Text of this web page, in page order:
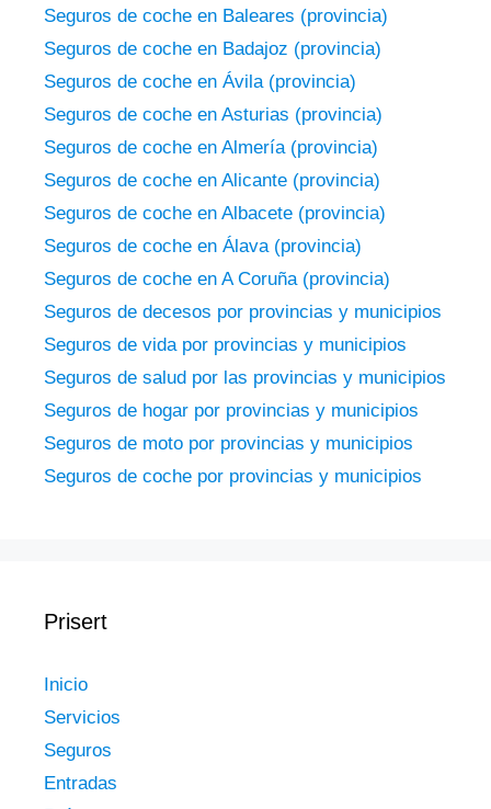
Seguros de coche en Baleares (provincia)
Seguros de coche en Badajoz (provincia)
Seguros de coche en Ávila (provincia)
Seguros de coche en Asturias (provincia)
Seguros de coche en Almería (provincia)
Seguros de coche en Alicante (provincia)
Seguros de coche en Albacete (provincia)
Seguros de coche en Álava (provincia)
Seguros de coche en A Coruña (provincia)
Seguros de decesos por provincias y municipios
Seguros de vida por provincias y municipios
Seguros de salud por las provincias y municipios
Seguros de hogar por provincias y municipios
Seguros de moto por provincias y municipios
Seguros de coche por provincias y municipios
Prisert
Inicio
Servicios
Seguros
Entradas